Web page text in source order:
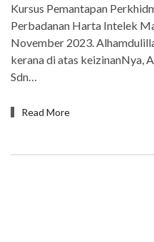
Kursus Pemantapan
Perbadanan Harta Intelek
November 2023.
kerana di atas keizinanNya,
Sdn…
Read More